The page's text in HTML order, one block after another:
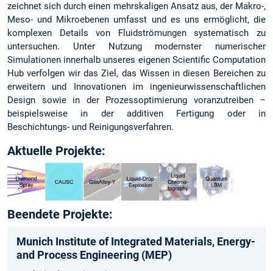
zeichnet sich durch einen mehrskaligen Ansatz aus, der Makro-,
Meso- und Mikroebenen umfasst und es uns ermöglicht, die
komplexen Details von Fluidströmungen systematisch zu
untersuchen. Unter Nutzung modernster numerischer
Simulationen innerhalb unseres eigenen Scientific Computation
Hub verfolgen wir das Ziel, das Wissen in diesen Bereichen zu
erweitern und Innovationen im ingenieurwissenschaftlichen
Design sowie in der Prozessoptimierung voranzutreiben –
beispielsweise in der additiven Fertigung oder in
Beschichtungs- und Reinigungsverfahren.
Aktuelle Projekte:
Beendete Projekte:
Munich­ Institute­ of Integrated­ Materials­, Energy­
and­ Process­ Engineering­ (MEP)